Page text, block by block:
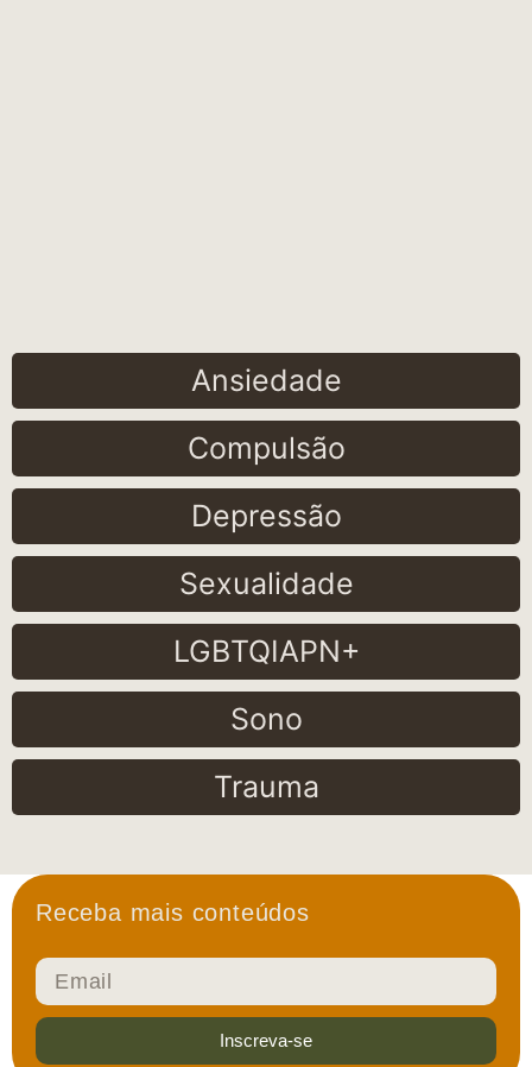
Ansiedade
Compulsão
Depressão
Sexualidade
LGBTQIAPN+
Sono
Trauma
Receba mais conteúdos
Inscreva-se